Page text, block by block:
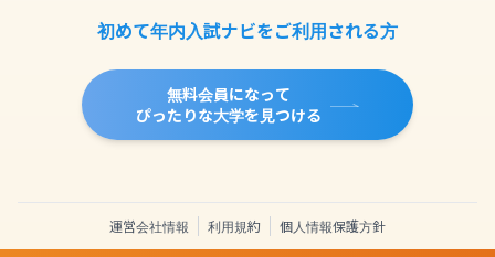
初めて年内入試ナビをご利用される方
無料会員になって
ぴったりな大学を見つける
運営会社情報 利用規約 個人情報保護方針